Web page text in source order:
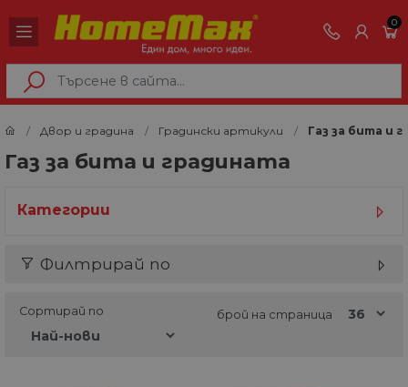
0
Двор и градина Градински артикули Газ за бита и
Газ за бита и градината
Категории
Филтрирай по
Сортирай по брой на страница